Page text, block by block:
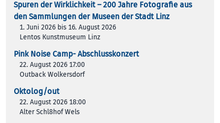
Spuren der Wirklichkeit – 200 Jah­re Foto­gra­fie aus
den Samm­lun­gen der Muse­en der Stadt Linz
1. Juni 2026 bis 16. August 2026
Lentos Kunstmuseum Linz
Pink Noise Camp- Abschlusskonzert
22. August 2026 17:00
Outback Wolkersdorf
Oktolog/out
22. August 2026 18:00
Alter Schl8hof Wels